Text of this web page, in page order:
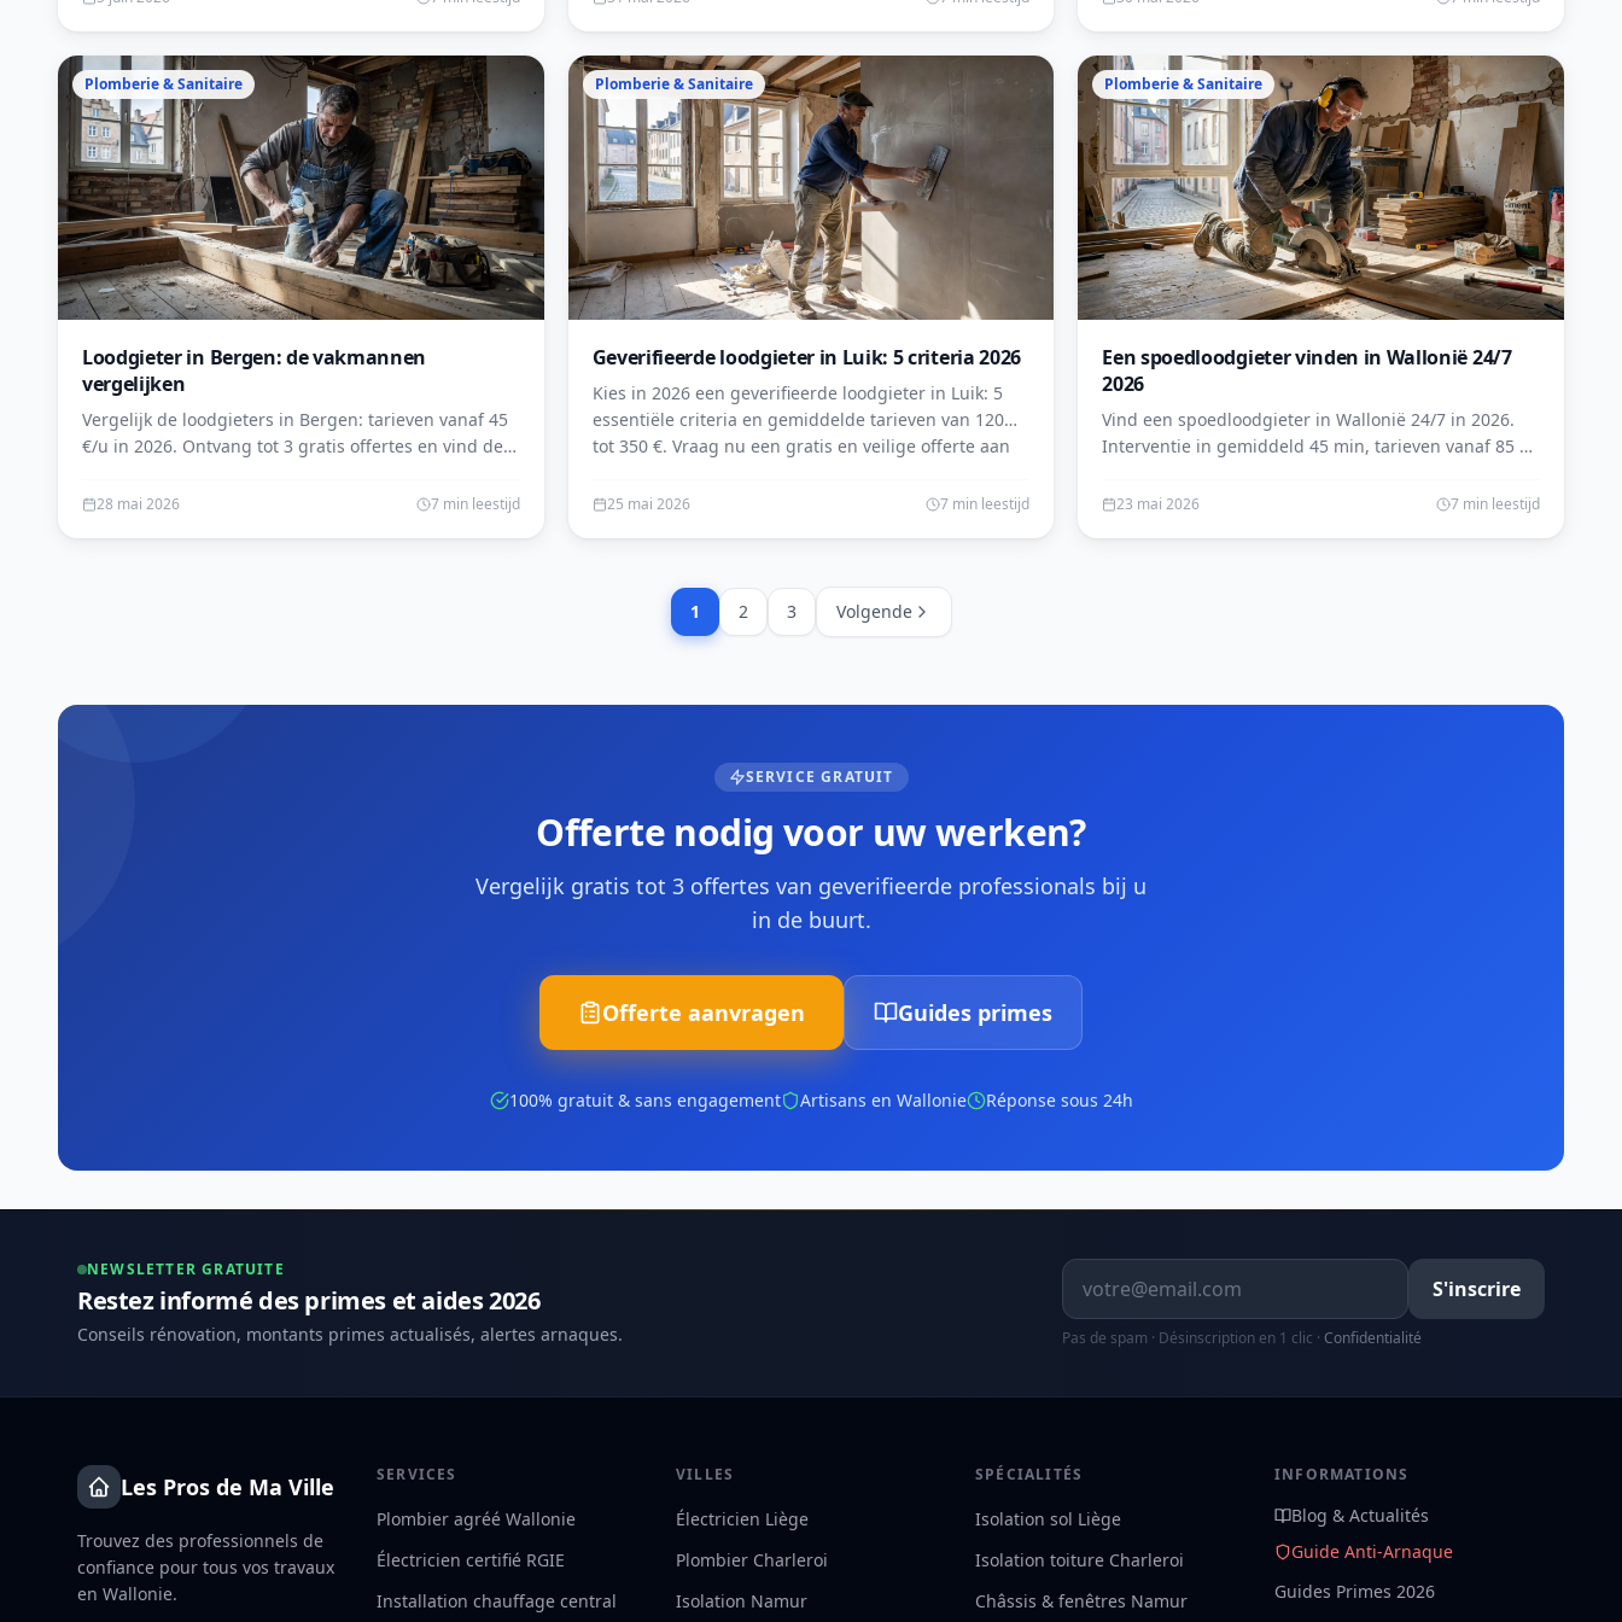
Plomberie & Sanitaire
Loodgieter in Bergen: de vakmannen
vergelijken
Vergelijk de loodgieters in Bergen: tarieven vanaf 45
€/u in 2026. Ontvang tot 3 gratis offertes en vind de
28 mai 2026 7 min leestijd
Plomberie & Sanitaire
Geverifieerde loodgieter in Luik: 5 criteria 2026
Kies in 2026 een geverifieerde loodgieter in Luik: 5
essentiële criteria en gemiddelde tarieven van 120
tot 350 €. Vraag nu een gratis en veilige offerte aan
25 mai 2026 7 min leestijd
Plomberie & Sanitaire
Een spoedloodgieter vinden in Wallonië 24/7
2026
Vind een spoedloodgieter in Wallonië 24/7 in 2026.
Interventie in gemiddeld 45 min, tarieven vanaf 85 €.
offerte.
23 mai 2026 7 min leestijd
1 2 3 Volgende
SERVICE GRATUIT
Offerte nodig voor uw werken?
Vergelijk gratis tot 3 offertes van geverifieerde professionals bij u
in de buurt.
Offerte aanvragen Guides primes
100% gratuit & sans engagement Artisans en Wallonie Réponse sous 24h
NEWSLETTER GRATUITE
Restez informé des primes et aides 2026
Conseils rénovation, montants primes actualisés, alertes arnaques.
Adresse email
S'inscrire
Pas de spam · Désinscription en 1 clic · Confidentialité
Les Pros de Ma Ville
Trouvez des professionnels de
confiance pour tous vos travaux
en Wallonie.
SERVICES
Plombier agréé Wallonie
Électricien certifié RGIE
Installation chauffage central
VILLES
Électricien Liège
Plombier Charleroi
Isolation Namur
SPÉCIALITÉS
Isolation sol Liège
Isolation toiture Charleroi
Châssis & fenêtres Namur
INFORMATIONS
Blog & Actualités
Guide Anti-Arnaque
Guides Primes 2026